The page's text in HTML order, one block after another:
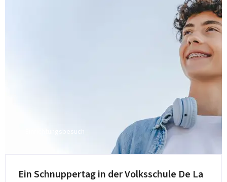
Einrichtungsbesuch
Ein Schnuppertag in der Volksschule De La